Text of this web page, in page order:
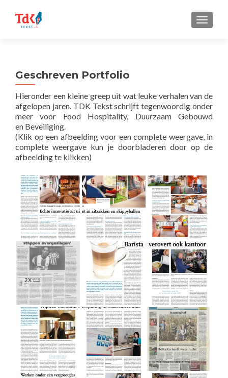
Geschreven Portfolio
Hieronder een kleine greep uit wat leuke verhalen van de
afgelopen jaren. TDK Tekst schrijft tegenwoordig onder
meer voor Food Hospitality, Duurzaam Gebouwd
en Beveiliging.
(Klik op een afbeelding voor een complete weergave, in
complete weergave kun je doorbladeren door op de
afbeelding te klikken)